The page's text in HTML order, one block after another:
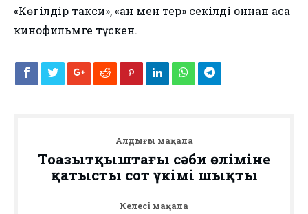
«Көгілдір такси», «Қан мен тер» секілді оннан аса
кинофильмге түскен.
Алдыңғы мақала
Тоңазытқыштағы сәби өліміне
қатысты сот үкімі шықты
Келесі мақала